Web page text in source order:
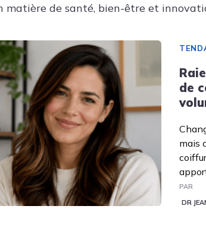
matière de santé, bien-être et
de
mais
PAR
DR